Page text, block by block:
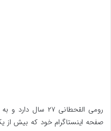
رومی القحطانی ۲۷
صفحه اینستاگرام خود که بیش از